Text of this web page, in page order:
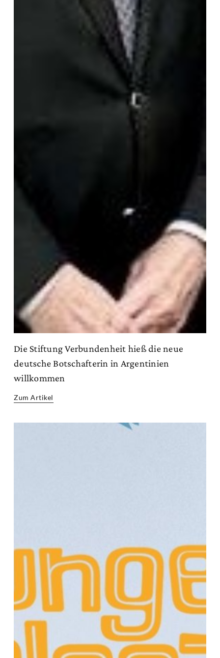
Die Stiftung Verbundenheit hieß die neue
deutsche Botschafterin in Argentinien
willkommen
Zum Artikel